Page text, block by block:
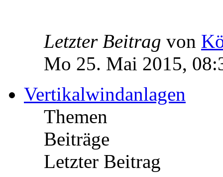
Letzter Beitrag von
Mo 25. Mai 2015,
Vertikalwindanlagen
Themen
Beiträge
Letzter Beitrag